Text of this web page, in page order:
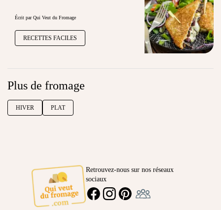
Écrit par Qui Veut du Fromage
RECETTES FACILES
Plus de fromage
HIVER PLAT
Retrouvez-nous sur nos réseaux
sociaux
FACEBOOKINSTAGRAMPINTEREST